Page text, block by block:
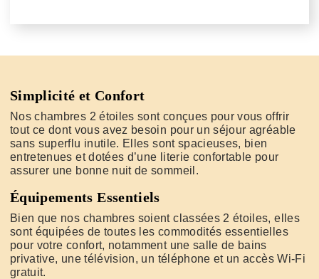
Simplicité et Confort
Nos chambres 2 étoiles sont conçues pour vous offrir
tout ce dont vous avez besoin pour un séjour agréable
sans superflu inutile. Elles sont spacieuses, bien
entretenues et dotées d’une literie confortable pour
assurer une bonne nuit de sommeil.
Équipements Essentiels
Bien que nos chambres soient classées 2 étoiles, elles
sont équipées de toutes les commodités essentielles
pour votre confort, notamment une salle de bains
privative, une télévision, un téléphone et un accès Wi-Fi
gratuit.